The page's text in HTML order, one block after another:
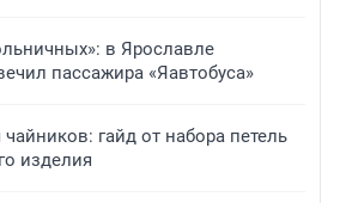
в Ярославле
пассажира «Яавтобуса»
гайд от набора петель
изделия